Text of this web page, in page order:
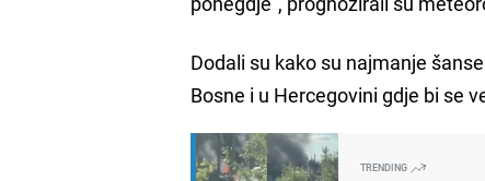
Dodali su kako su najmanje
Bosne i u Hercegovini gdje bi se
TRENDING